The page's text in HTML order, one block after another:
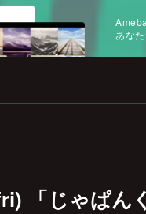
あな
「じゃぱん